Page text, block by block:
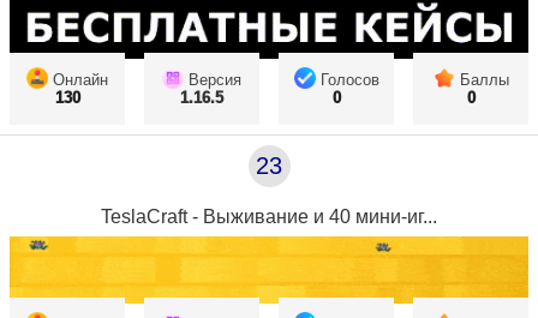
Онлайн
130
Версия
1.16.5
Голосов
0
Баллы
0
23
TeslaCraft - Выживание и 40 мини-иг...